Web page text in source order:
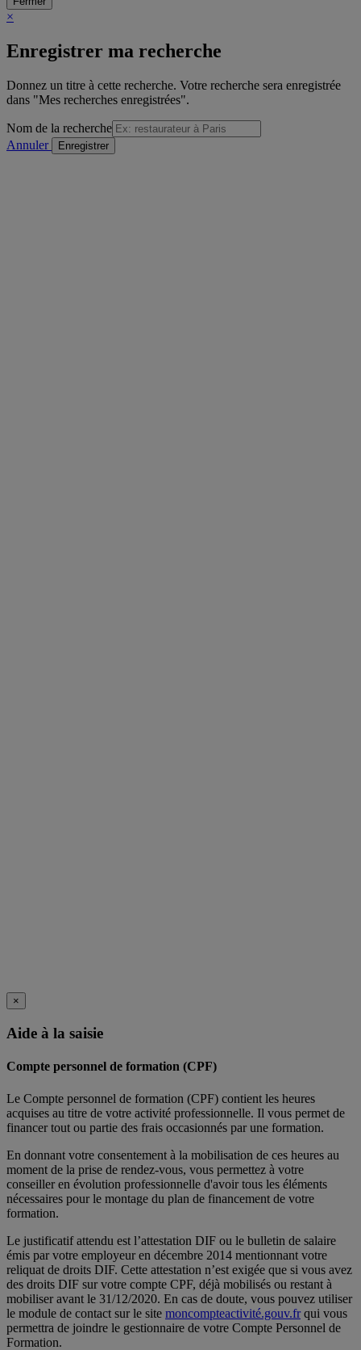
×
Enregistrer ma recherche
Donnez un titre à cette recherche. Votre recherche sera enregistrée
dans "Mes recherches enregistrées".
Nom de la recherche
Annuler
×
Aide à la saisie
Compte personnel de formation (CPF)
Le Compte personnel de formation (CPF) contient les heures
acquises au titre de votre activité professionnelle. Il vous permet de
financer tout ou partie des frais occasionnés par une formation.
En donnant votre consentement à la mobilisation de ces heures au
moment de la prise de rendez-vous, vous permettez à votre
conseiller en évolution professionnelle d'avoir tous les éléments
nécessaires pour le montage du plan de financement de votre
formation.
Le justificatif attendu est l’attestation DIF ou le bulletin de salaire
émis par votre employeur en décembre 2014 mentionnant votre
reliquat de droits DIF. Cette attestation n’est exigée que si vous avez
des droits DIF sur votre compte CPF, déjà mobilisés ou restant à
mobiliser avant le 31/12/2020. En cas de doute, vous pouvez utiliser
le module de contact sur le site moncompteactivité.gouv.frqui vous
permettra de joindre le gestionnaire de votre Compte Personnel de
Formation.